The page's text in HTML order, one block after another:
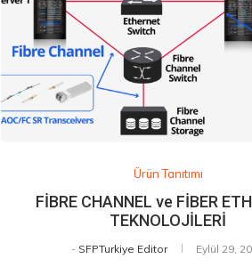
Ürün Tanıtımı
FİBRE CHANNEL ve FİBER
TEKNOLOJİLERİ
- SFPTurkiye Editor Eylül 29,